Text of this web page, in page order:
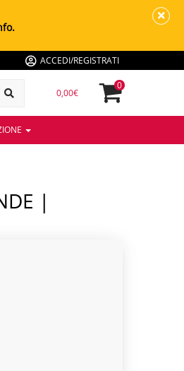
ACCEDI/REGISTRATI
0,00€
0